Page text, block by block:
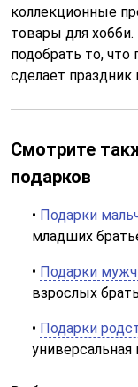
коллекционные
товары для
подобрать то,
сделает
Смотрите
подарков
• Подарки
младших
• Подарки
взрослых
• Подарки
универсальная